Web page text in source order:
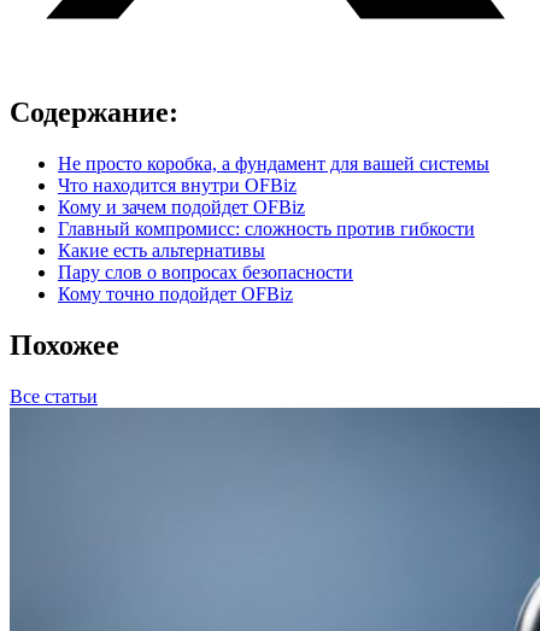
Содержание:
Не просто коробка, а фундамент для вашей системы
Что находится внутри OFBiz
Кому и зачем подойдет OFBiz
Главный компромисс: сложность против гибкости
Какие есть альтернативы
Пару слов о вопросах безопасности
Кому точно подойдет OFBiz
Похожее
Все статьи